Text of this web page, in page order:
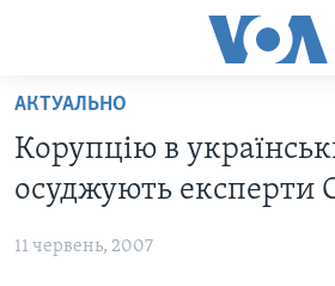
Перейти
матеріалу
Перейти
меню
АКТУАЛЬНО
США
АНАЛІТИКА
ПОЛІТИКА В США
АКТУАЛЬНО
Корупцію в
осуджують
11 червень, 2007